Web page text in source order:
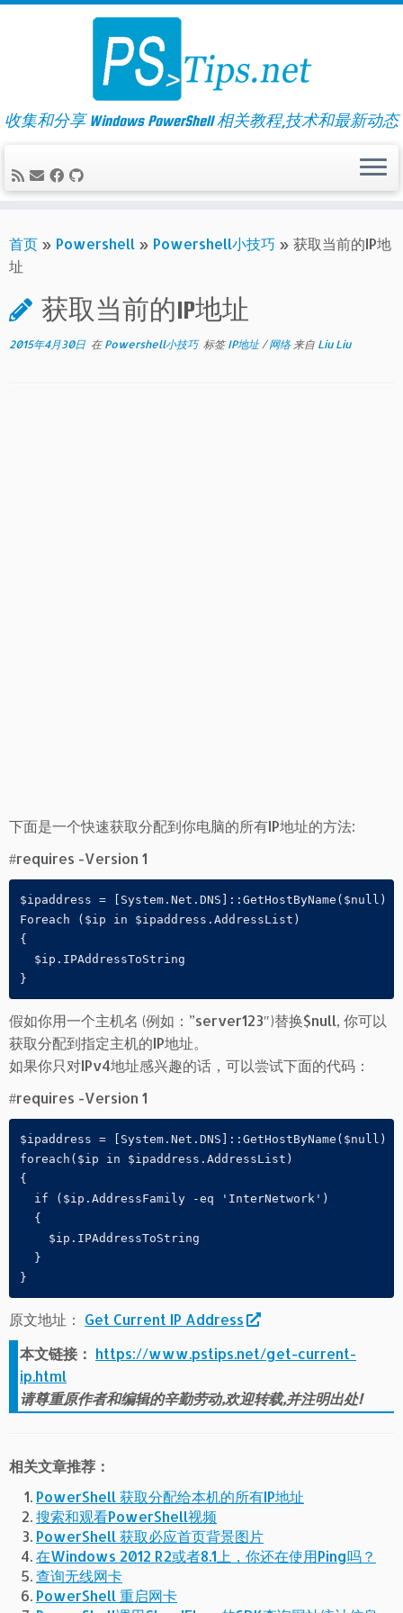
Skip
收集和分享 Windows PowerShell 相关教程,技术和最新动态
首页 » Powershell » Powershell小技巧 » 获取当前的IP地
址
获取当前的IP地址
2015年4月30日 在 Powershell小技巧 标签IP地址/网络 来自 Liu Liu
下面是一个快速获取分配到你电脑的所有IP地址的方法:
#requires -Version 1
$ipaddress = [System.Net.DNS]::GetHostByName($null)
Foreach ($ip in $ipaddress.AddressList)
{
  $ip.IPAddressToString
假如你用一个主机名 (例如：”server123″)替换$null, 你可以
获取分配到指定主机的IP地址。
如果你只对IPv4地址感兴趣的话，可以尝试下面的代码：
#requires -Version 1
$ipaddress = [System.Net.DNS]::GetHostByName($null)
foreach($ip in $ipaddress.AddressList)
{
  if ($ip.AddressFamily -eq 'InterNetwork')
  {
    $ip.IPAddressToString
  }
原文地址： Get Current IP Address
本文链接： https://www.pstips.net/get-current-
ip.html
请尊重原作者和编辑的辛勤劳动,欢迎转载,并注明出处!
相关文章推荐：
PowerShell 获取分配给本机的所有IP地址
搜索和观看PowerShell视频
PowerShell 获取必应首页背景图片
在Windows 2012 R2或者8.1上，你还在使用Ping吗？
查询无线网卡
PowerShell 重启网卡